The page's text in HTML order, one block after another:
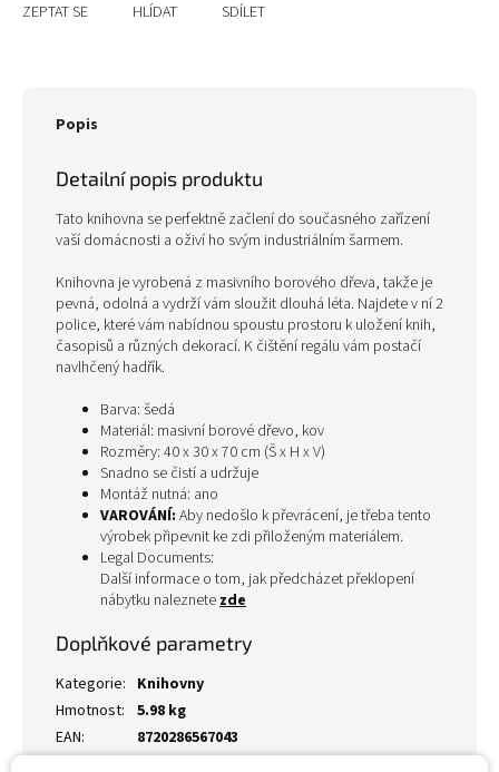
ZEPTAT SE HLÍDAT SDÍLET
Popis
Detailní popis produktu
Tato knihovna se perfektně začlení do současného zařízení
vaší domácnosti a oživí ho svým industriálním šarmem.
Knihovna je vyrobená z masivního borového dřeva, takže je
pevná, odolná a vydrží vám sloužit dlouhá léta. Najdete v ní 2
police, které vám nabídnou spoustu prostoru k uložení knih,
časopisů a různých dekorací. K čištění regálu vám postačí
navlhčený hadřík.
Barva: šedá
Materiál: masivní borové dřevo, kov
Rozměry: 40 x 30 x 70 cm (Š x H x V)
Snadno se čistí a udržuje
Montáž nutná: ano
VAROVÁNÍ: Aby nedošlo k převrácení, je třeba tento
výrobek připevnit ke zdi přiloženým materiálem.
Legal Documents:
Další informace o tom, jak předcházet překlopení
nábytku naleznetezde
Doplňkové parametry
Kategorie: Knihovny
Hmotnost: 5.98 kg
EAN: 8720286567043